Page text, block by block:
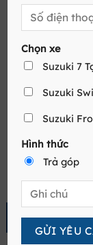
GIÁ XE SUZUKI
thực hiện một
Chọn xe
Suzuki 7
Suzuki
Suzuki
Hình thức
Trả góp